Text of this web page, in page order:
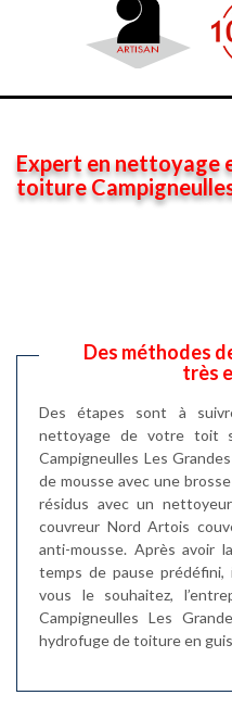
Expert en nettoyage
toiture
Des méthodes
très
Des étapes sont à
nettoyage de votre toit
Campigneulles Les
de mousse avec une
résidus avec un
couvreur Nord Artois
anti-mousse. Après avoir
temps de pause prédéfini,
vous le souhaitez,
Campigneulles Les
hydrofuge de toiture en